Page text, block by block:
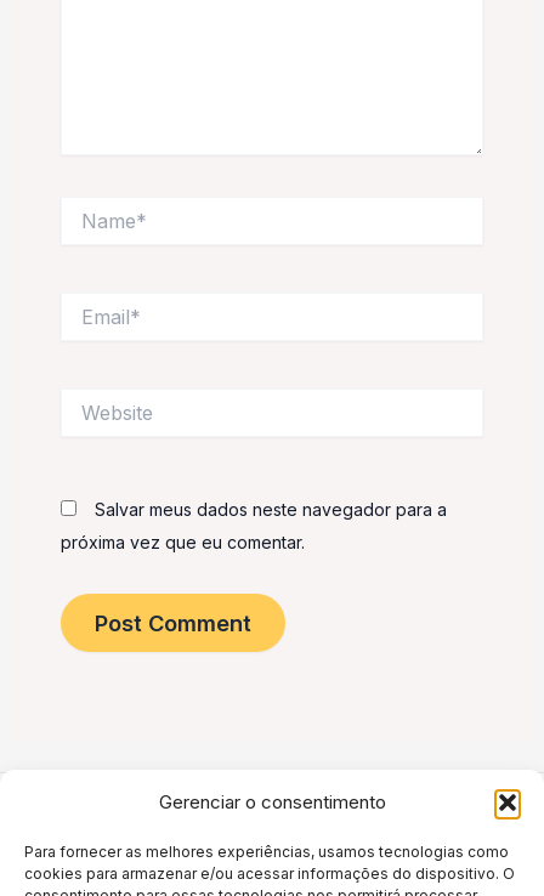
Gerenciar o consentimento
Para fornecer as melhores experiências, usamos tecnologias como
cookies para armazenar e/ou acessar informações do dispositivo. O
Salvar meus dados neste navegador para a
próxima vez que eu comentar.
Política de privacidade
Termos e Condições de Uso